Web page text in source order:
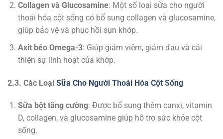
Collagen và Glucosamine: Một số loại sữa cho người
thoái hóa cột sống có bổ sung collagen và glucosamine,
giúp bảo vệ và phục hồi sụn khớp.
Axit béo Omega-3: Giúp giảm viêm, giảm đau và cải
thiện sự linh hoạt của khớp.
2.3. Các Loại Sữa Cho Người Thoái Hóa Cột Sống
Sữa bột tăng cường: Được bổ sung thêm canxi, vitamin
D, collagen, và glucosamine giúp hỗ trợ sức khỏe cột
sống.